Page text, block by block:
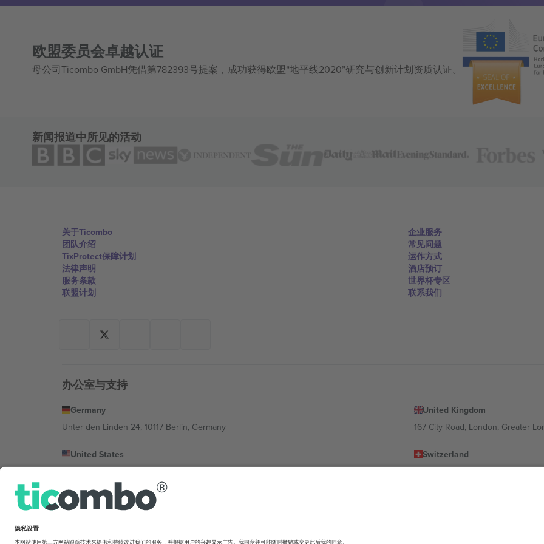
欧盟委员会卓越认证
母公司Ticombo GmbH凭借第782393号提案，成功获得欧盟“地平线2020”研究与创新计划资质认证。
新闻报道中所见的活动
关于Ticombo
团队介绍
TixProtect保障计划
法律声明
服务条款
联盟计划
企业服务
常见问题
运作方式
酒店预订
世界杯专区
联系我们
办公室与支持
Germany
Unter den Linden 24, 10117 Berlin, Germany
United Kingdom
167 City Road, London, Greater
United States
Switzerland
Bulgaria